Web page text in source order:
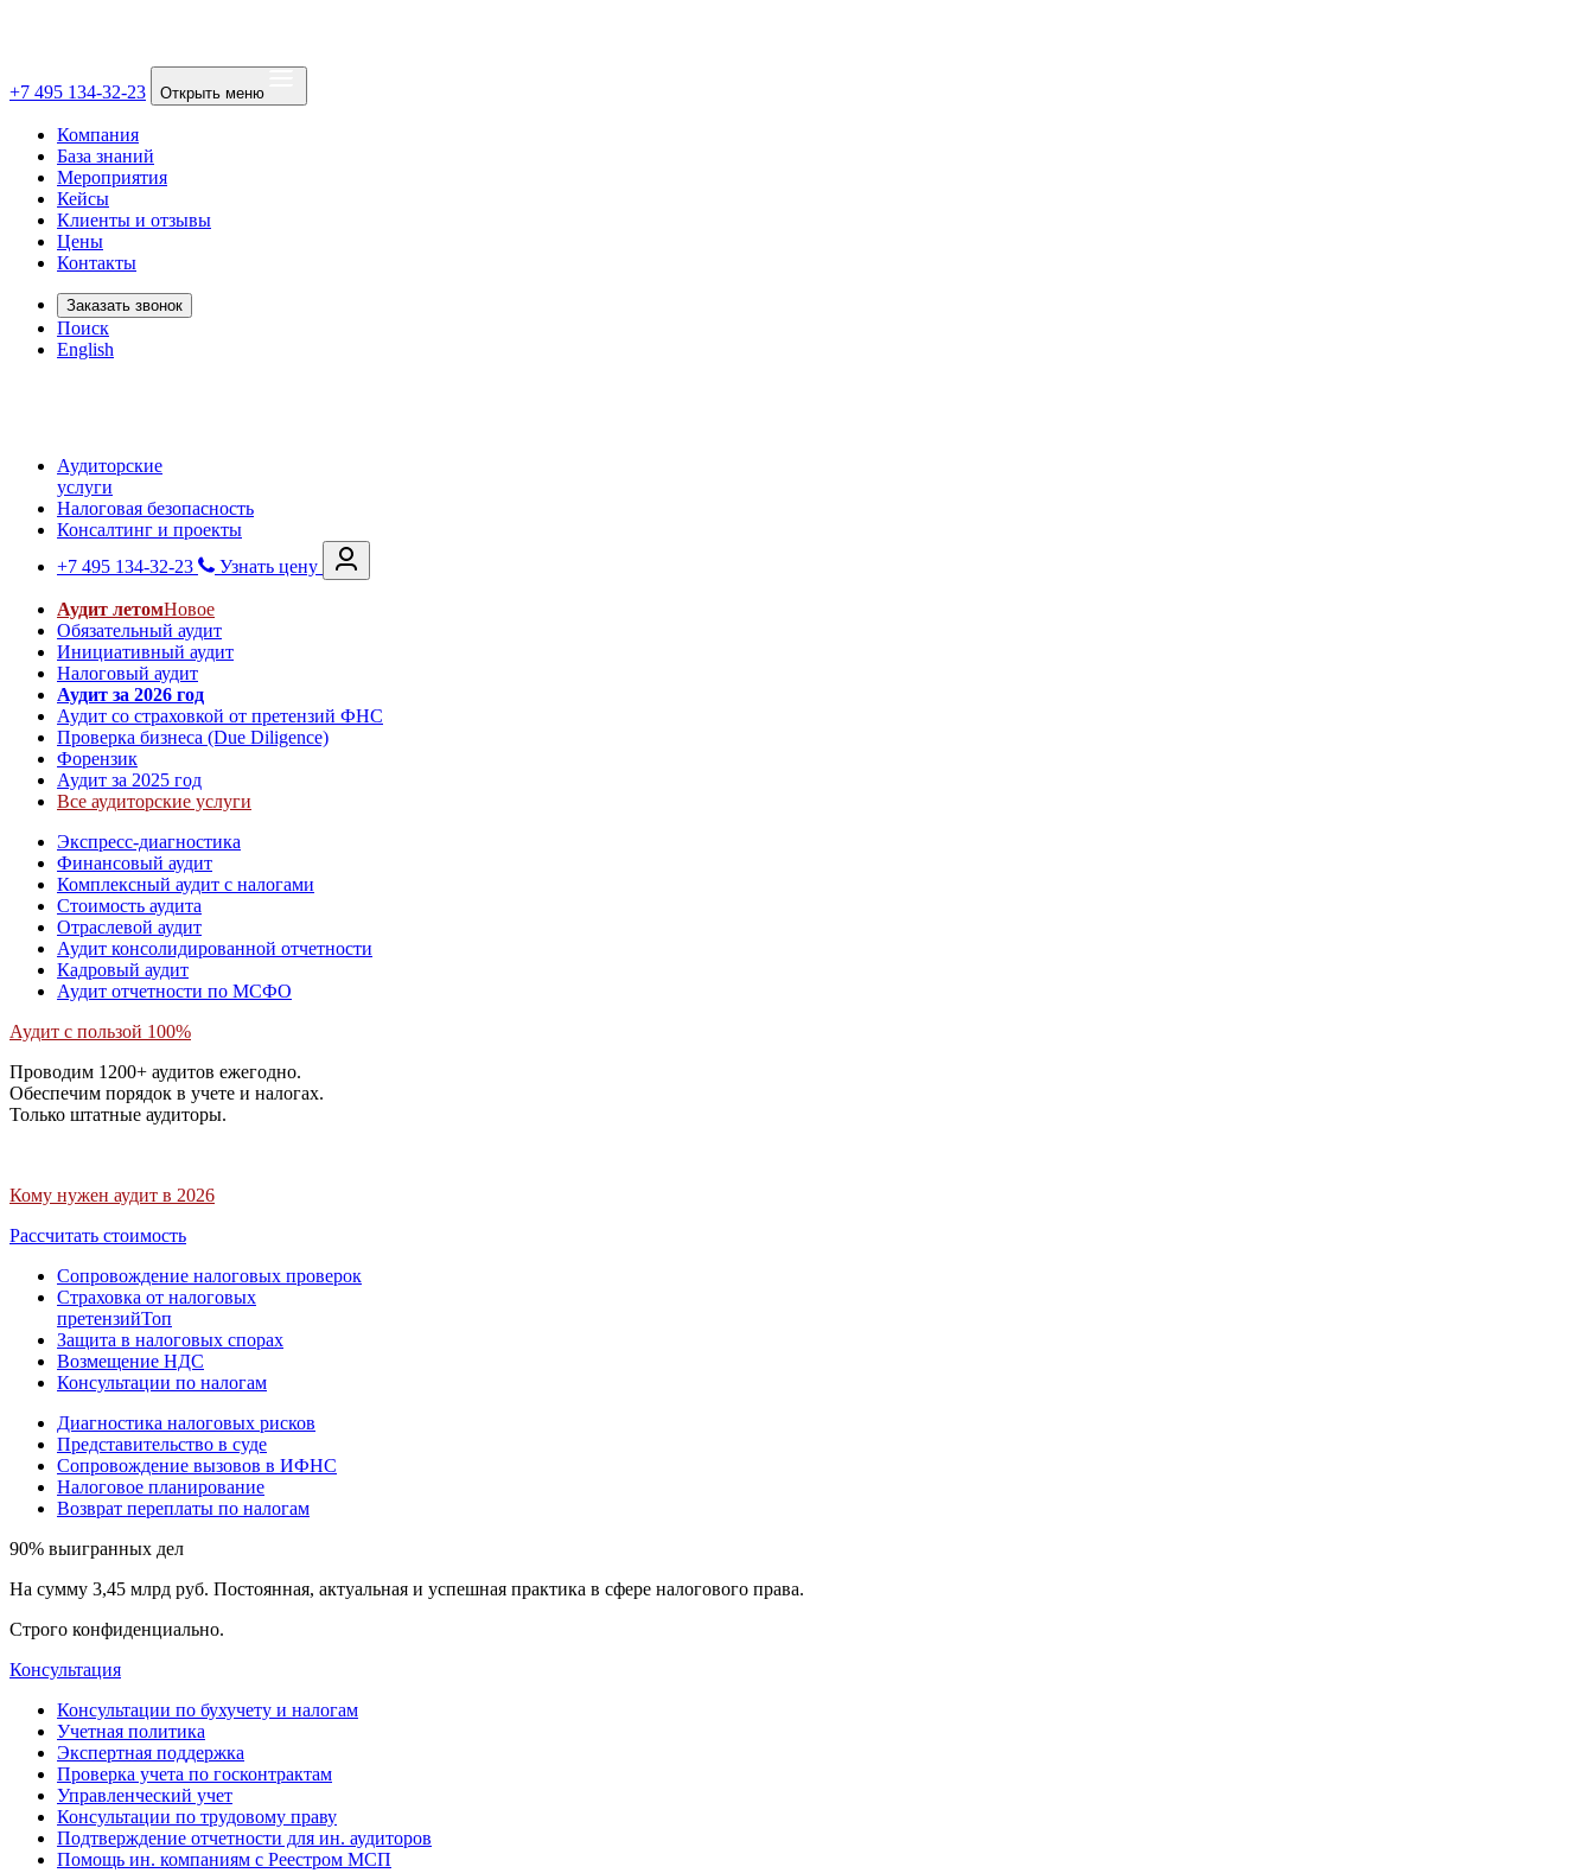
+7 495 134-32-23 Открыть меню
Компания
База знаний
Мероприятия
Кейсы
Клиенты и отзывы
Цены
Контакты
Заказать звонок
Поиск
English
Аудиторские
услуги
Налоговая безопасность
Консалтинг и проекты
+7 495 134-32-23
Узнать цену
Аудит летомНовое
Обязательный аудит
Инициативный аудит
Налоговый аудит
Аудит за 2026 год
Аудит со страховкой от претензий ФНС
Проверка бизнеса (Due Diligence)
Форензик
Аудит за 2025 год
Все аудиторские услуги
Экспресс-диагностика
Финансовый аудит
Комплексный аудит с налогами
Стоимость аудита
Отраслевой аудит
Аудит консолидированной отчетности
Кадровый аудит
Аудит отчетности по МСФО
Аудит с пользой 100%
Проводим 1200+ аудитов ежегодно.
Обеспечим порядок в учете и налогах.
Только штатные аудиторы.
Кому нужен аудит в 2026
Рассчитать стоимость
Сопровождение налоговых проверок
Страховка от налоговых
претензийТоп
Защита в налоговых спорах
Возмещение НДС
Консультации по налогам
Диагностика налоговых рисков
Представительство в суде
Сопровождение вызовов в ИФНС
Налоговое планирование
Возврат переплаты по налогам
90% выигранных дел
На сумму 3,45 млрд руб. Постоянная, актуальная и успешная практика в сфере налогового права.
Строго конфиденциально.
Консультация
Консультации по бухучету и налогам
Учетная политика
Экспертная поддержка
Проверка учета по госконтрактам
Управленческий учет
Консультации по трудовому праву
Подтверждение отчетности для ин. аудиторов
Помощь ин. компаниям с Реестром МСП